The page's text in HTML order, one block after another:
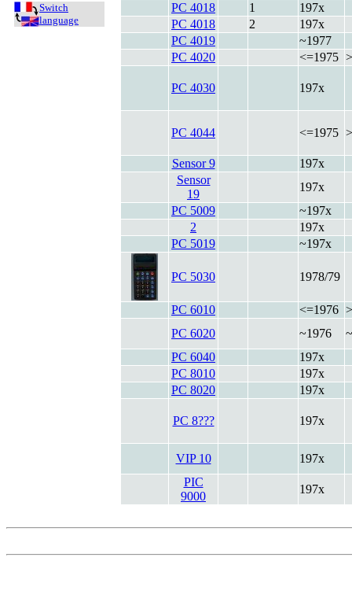
Switch
language
PC 4018
1
197x
PC 4018
2
197x
PC 4019
~1977
PC 4020
<=1975
PC 4030 197x
PC 4044 <=1975
Sensor 9
197x
Sensor
19
197x
PC 5009
~197x
2
197x
PC 5019
~197x
PC 5030 1978/79
PC 6010 <=1976
PC 6020
~1976
PC 6040
197x
PC 8010
197x
PC 8020
197x
PC 8??? 197x
VIP 10
197x
PIC
9000
197x